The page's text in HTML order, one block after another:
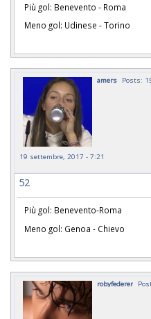
Più gol: Benevento - Roma
Meno gol: Udinese - Torino
amers Posts:
19 settembre, 2017 - 7:21
52
Più gol: Benevento-Roma
Meno gol: Genoa - Chievo
robyfederer